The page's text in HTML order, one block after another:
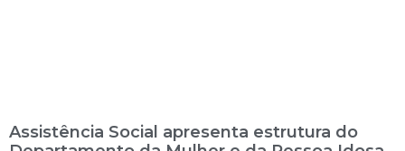
Assistência Social apresenta estrutura do